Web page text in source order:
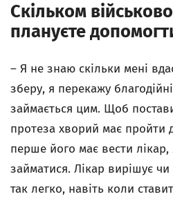
Скільком
плануєте
– Я не знаю скільки мені
зберу, я перекажу
займається цим. Щоб
протеза хворий має пройти
перше його має вести
займатися. Лікар вирішує
так легко, навіть коли